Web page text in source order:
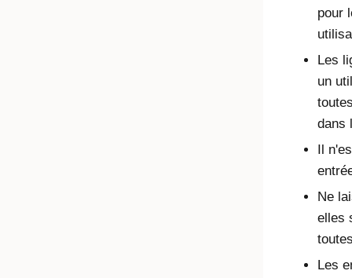
pour
Les
un
dans
Il
Ne
elles
Les